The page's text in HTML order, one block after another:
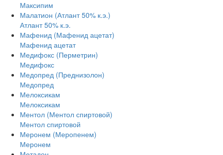
Максипим
Малатион (Атлант 50% к.э.)
Атлант 50% к.э.
Мафенид (Мафенид ацетат)
Мафенид ацетат
Медифокс (Перметрин)
Медифокс
Медопред (Преднизолон)
Медопред
Мелоксикам
Мелоксикам
Ментол (Ментол спиртовой)
Ментол спиртовой
Меронем (Меропенем)
Меронем